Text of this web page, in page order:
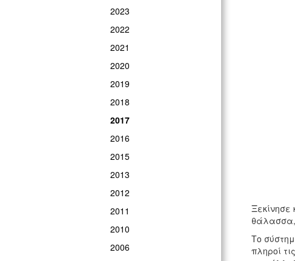
2023
2022
2021
2020
2019
2018
2017
2016
2015
2013
2012
2011
2010
2006
Ξεκίνησε
θάλασσα,
Το
πληροί